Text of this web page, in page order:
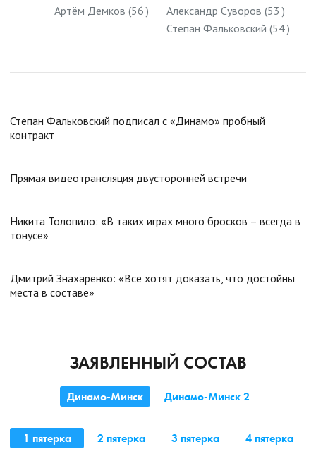
Артём Демков (56')
Александр Суворов (53')
Степан Фальковский (54')
Степан Фальковский подписал с «Динамо» пробный
контракт
Прямая видеотрансляция двусторонней встречи
Никита Толопило: «В таких играх много бросков – всегда в
тонусе»
Дмитрий Знахаренко: «Все хотят доказать, что достойны
места в составе»
ЗАЯВЛЕННЫЙ СОСТАВ
Динамо-Минск Динамо-Минск 2
1 пятерка 2 пятерка 3 пятерка 4 пятерка